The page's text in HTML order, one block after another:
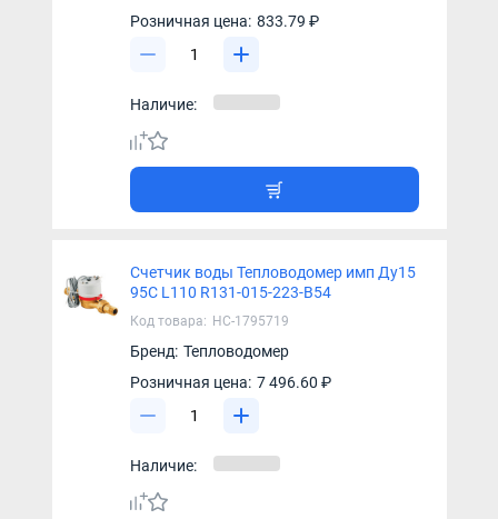
Розничная цена: 833.79 ₽
Наличие:
Счетчик воды Тепловодомер имп Ду15
95С L110 R131-015-223-B54
Код товара: НС-1795719
Бренд: Тепловодомер
Розничная цена: 7 496.60 ₽
Наличие: